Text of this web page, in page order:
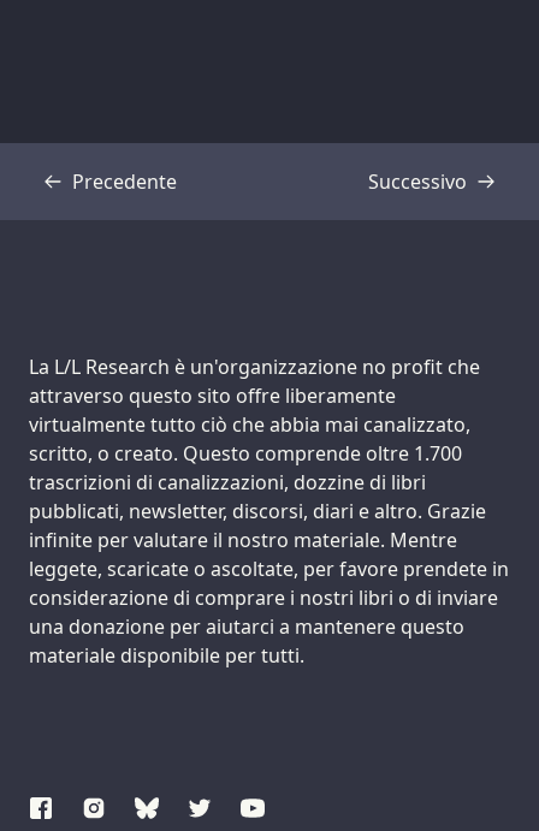
Precedente
Trascrizione Successivo
Trascrizione
Support us:
La L/L Research è un'organizzazione no profit che
attraverso questo sito offre liberamente
virtualmente tutto ciò che abbia mai canalizzato,
scritto, o creato. Questo comprende oltre 1.700
trascrizioni di canalizzazioni, dozzine di libri
pubblicati, newsletter, discorsi, diari e altro. Grazie
infinite per valutare il nostro materiale. Mentre
leggete, scaricate o ascoltate, per favore prendete in
considerazione di comprare i nostri libri o di inviare
una donazione per aiutarci a mantenere questo
materiale disponibile per tutti.